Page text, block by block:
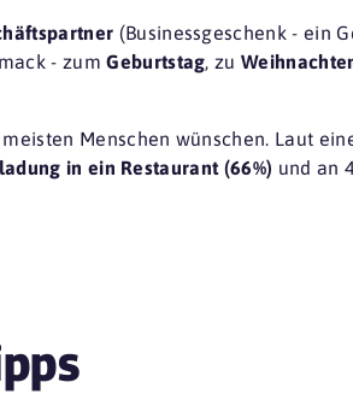
(Businessgeschenk - ein
- zumGeburtstag, zu
Menschen wünschen. Laut
in ein Restaurant (66%) und an